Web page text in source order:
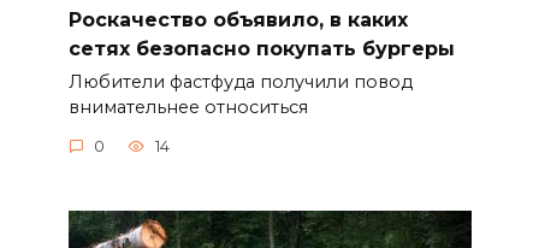
Роскачество объявило, в каких
сетях безопасно покупать бургеры
Любители фастфуда получили повод
внимательнее относиться
0 14